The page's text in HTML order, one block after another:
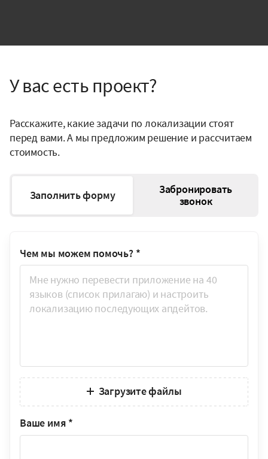
У вас есть проект?
Расскажите, какие задачи по локализации стоят
перед вами. А мы предложим решение и рассчитаем
стоимость.
Заполнить форму
Забронировать
звонок
Чем мы можем помочь? *
Загрузите файлы
Ваше имя *